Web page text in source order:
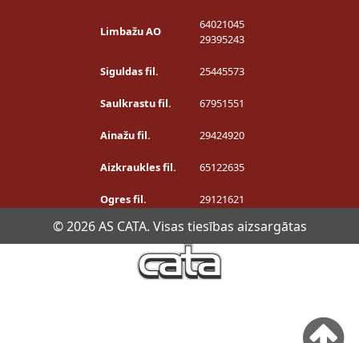
Limbažu AO
64021045
29395243
Siguldas fil. 25445573
Saulkrastu fil. 67951551
Ainažu fil. 29424920
Aizkraukles fil. 65122635
Ogres fil. 29121621
© 2026 AS CATA. Visas tiesības aizsargātas